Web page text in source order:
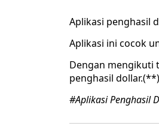
Aplikasi penghasil
Aplikasi ini cocok
Dengan mengikuti
penghasil dollar.(**)
#Aplikasi Penghasil